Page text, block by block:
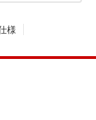
様